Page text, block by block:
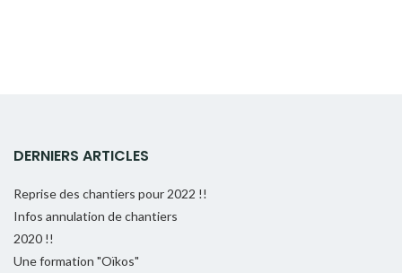
DERNIERS ARTICLES
Reprise des chantiers pour 2022 !!
Infos annulation de chantiers
2020 !!
Une formation "Oïkos"